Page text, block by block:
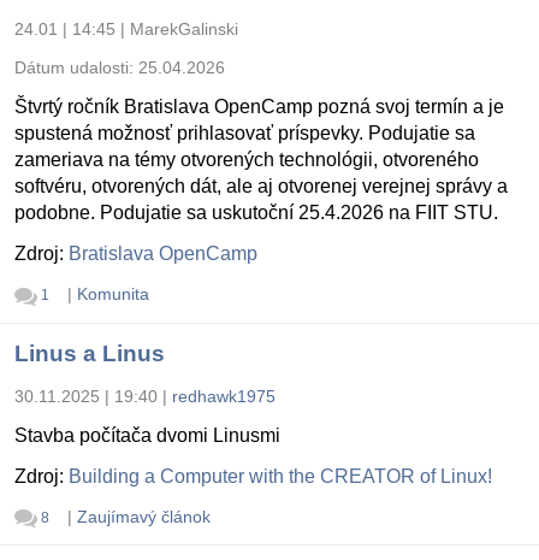
24.01 | 14:45 | MarekGalinski
Dátum udalosti: 25.04.2026
Štvrtý ročník Bratislava OpenCamp pozná svoj termín a je
spustená možnosť prihlasovať príspevky. Podujatie sa
zameriava na témy otvorených technológii, otvoreného
softvéru, otvorených dát, ale aj otvorenej verejnej správy a
podobne. Podujatie sa uskutoční 25.4.2026 na FIIT STU.
Zdroj: Bratislava OpenCamp
1 | Komunita
Linus a Linus
30.11.2025 | 19:40 | redhawk1975
Stavba počítača dvomi Linusmi
Zdroj: Building a Computer with the CREATOR of Linux!
8 | Zaujímavý článok